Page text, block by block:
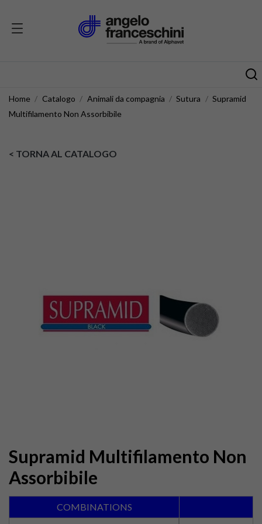
Home Catalogo Animali da compagnia Sutura
Supramid
Multifilamento Non Assorbibile
< TORNA AL CATALOGO
Supramid Multifilamento Non
Assorbibile
COMBINATIONS